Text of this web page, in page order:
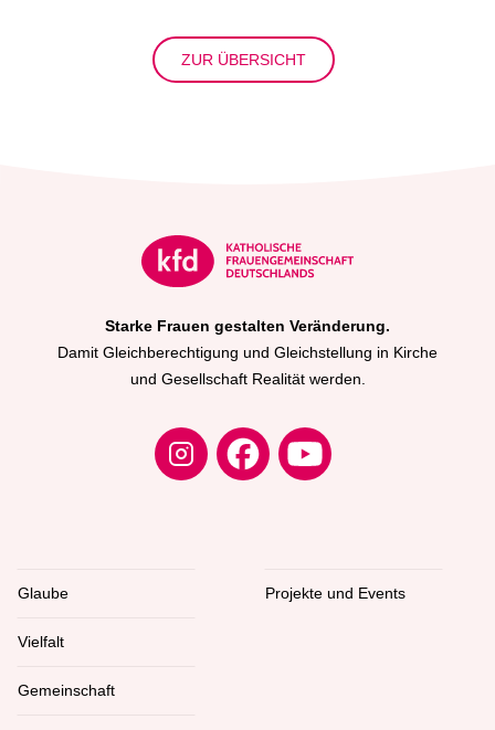
ZUR ÜBERSICHT
Starke Frauen gestalten Veränderung.
Damit Gleichberechtigung und Gleichstellung in Kirche
und Gesellschaft Realität werden.
Glaube
Vielfalt
Gemeinschaft
Projekte und Events